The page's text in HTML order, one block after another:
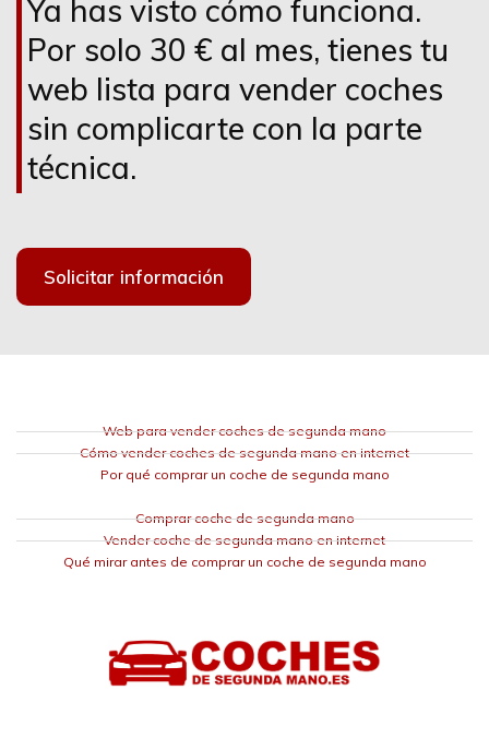
Ya has visto cómo funciona.
Por solo 30 € al mes, tienes tu
web lista para vender coches
sin complicarte con la parte
técnica.
Solicitar información
Web para vender coches de segunda mano
Cómo vender coches de segunda mano en internet
Por qué comprar un coche de segunda mano
Comprar coche de segunda mano
Vender coche de segunda mano en internet
Qué mirar antes de comprar un coche de segunda mano